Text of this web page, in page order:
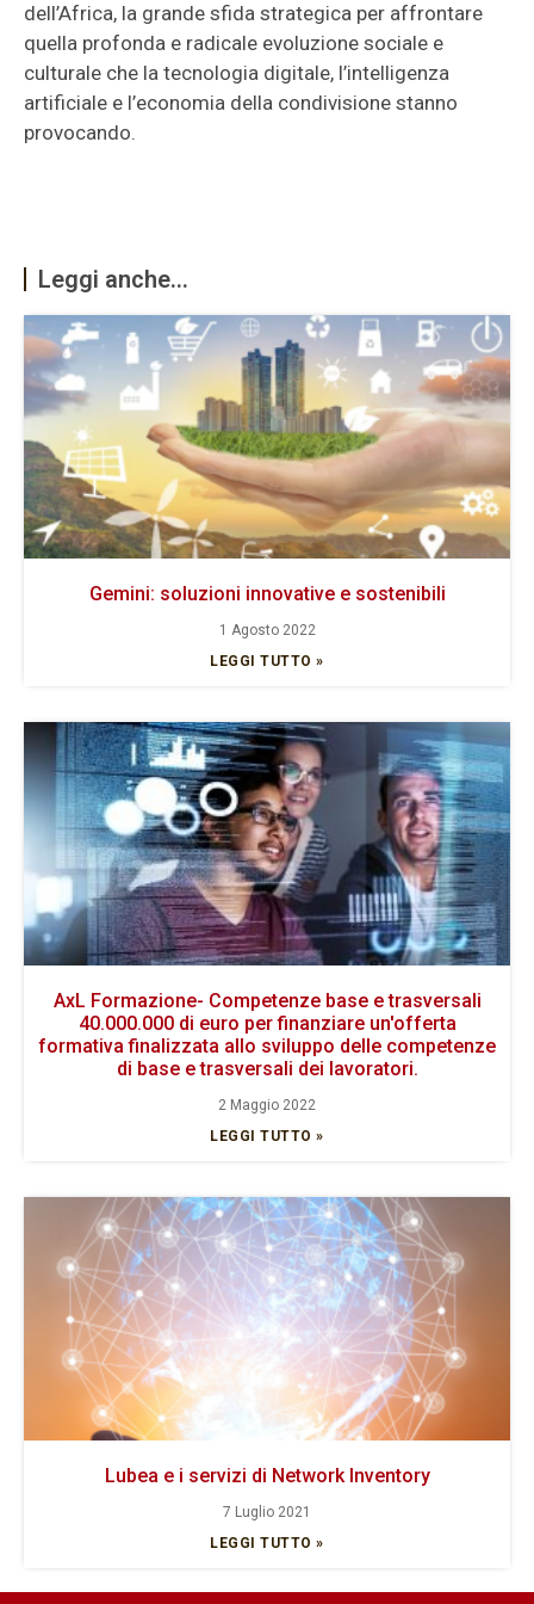
dell’Africa, la grande sfida strategica per affrontare
quella profonda e radicale evoluzione sociale e
culturale che la tecnologia digitale, l’intelligenza
artificiale e l’economia della condivisione stanno
provocando.
Leggi anche...
Gemini: soluzioni innovative e sostenibili
1 Agosto 2022
LEGGI TUTTO »
AxL Formazione- Competenze base e trasversali
40.000.000 di euro per finanziare un'offerta
formativa finalizzata allo sviluppo delle competenze
di base e trasversali dei lavoratori.
2 Maggio 2022
LEGGI TUTTO »
Lubea e i servizi di Network Inventory
7 Luglio 2021
LEGGI TUTTO »